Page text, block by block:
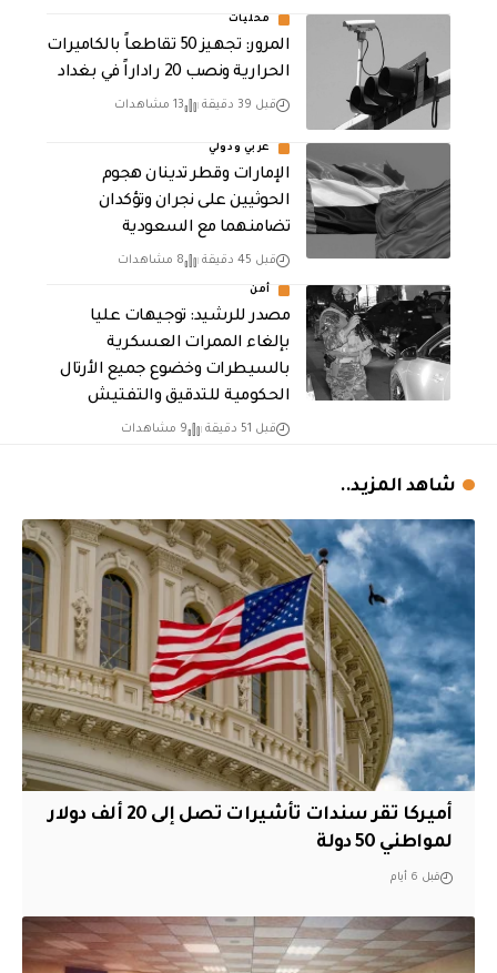
محليات
المرور: تجهيز 50 تقاطعاً بالكاميرات
الحرارية ونصب 20 راداراً في بغداد
قبل 39 دقيقة 13 مشاهدات
عربي ودولي
الإمارات وقطر تدينان هجوم
الحوثيين على نجران وتؤكدان
تضامنهما مع السعودية
قبل 45 دقيقة 8 مشاهدات
أمن
مصدر للرشيد: توجيهات عليا
بإلغاء الممرات العسكرية
بالسيطرات وخضوع جميع الأرتال
الحكومية للتدقيق والتفتيش
قبل 51 دقيقة 9 مشاهدات
شاهد المزيد..
أميركا تقر سندات تأشيرات تصل إلى 20 ألف دولار
لمواطني 50 دولة
قبل 6 أيام